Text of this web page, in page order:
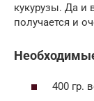
кукурузы. Да и
получается и
400 гр.